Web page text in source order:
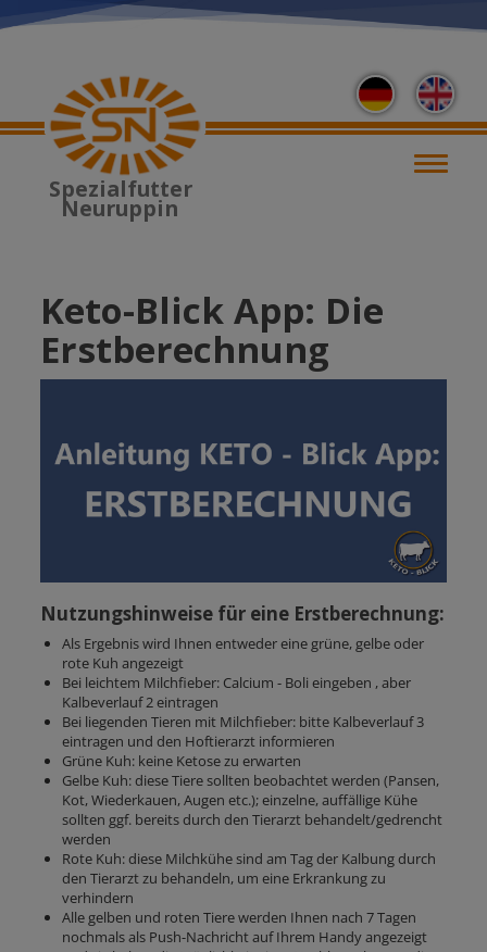
zum
Spezialfutter
Neuruppin
Keto-Blick App: Die
Erstberechnung
Nutzungshinweise für eine Erstberechnung:
Als Ergebnis wird Ihnen entweder eine grüne, gelbe oder
rote Kuh angezeigt
Bei leichtem Milchfieber: Calcium - Boli eingeben , aber
Kalbeverlauf 2 eintragen
Bei liegenden Tieren mit Milchfieber: bitte Kalbeverlauf 3
eintragen und den Hoftierarzt informieren
Grüne Kuh: keine Ketose zu erwarten
Gelbe Kuh: diese Tiere sollten beobachtet werden (Pansen,
Kot, Wiederkauen, Augen etc.); einzelne, auffällige Kühe
sollten ggf. bereits durch den Tierarzt behandelt/gedrencht
werden
Rote Kuh: diese Milchkühe sind am Tag der Kalbung durch
den Tierarzt zu behandeln, um eine Erkrankung zu
verhindern
Alle gelben und roten Tiere werden Ihnen nach 7 Tagen
nochmals als Push-Nachricht auf Ihrem Handy angezeigt